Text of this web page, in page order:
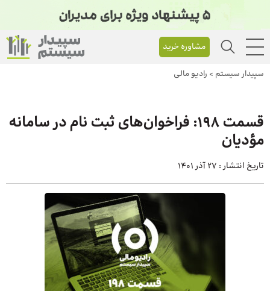
مشاوره خرید
سپیدار سیستم > رادیو مالی
قسمت ۱۹۸: فراخوان‌های ثبت نام در سامانه
مؤدیان
تاریخ انتشار : 27 آذر 1401